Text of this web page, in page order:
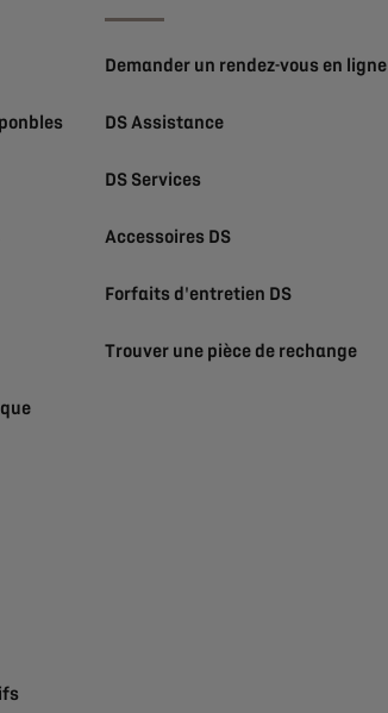
Demander un rendez-vous en ligne
DS Assistance
DS Services
Accessoires DS
Forfaits d'entretien DS
Trouver une pièce de rechange